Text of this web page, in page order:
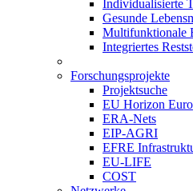
Individualisierte
Gesunde
Multifunktionale
Integriertes
Forschungsprojekte
Projektsuche
EU Horizon
ERA-Nets
EIP-AGRI
EFRE
EU-LIFE
COST